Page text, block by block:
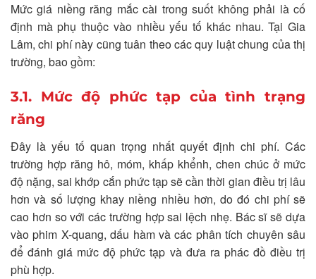
Mức giá niềng răng mắc cài trong suốt không phải là cố
định mà phụ thuộc vào nhiều yếu tố khác nhau. Tại Gia
Lâm, chi phí này cũng tuân theo các quy luật chung của thị
trường, bao gồm:
3.1. Mức độ phức tạp của tình trạng
răng
Đây là yếu tố quan trọng nhất quyết định chi phí. Các
trường hợp răng hô, móm, khấp khểnh, chen chúc ở mức
độ nặng, sai khớp cắn phức tạp sẽ cần thời gian điều trị lâu
hơn và số lượng khay niềng nhiều hơn, do đó chi phí sẽ
cao hơn so với các trường hợp sai lệch nhẹ. Bác sĩ sẽ dựa
vào phim X-quang, dấu hàm và các phân tích chuyên sâu
để đánh giá mức độ phức tạp và đưa ra phác đồ điều trị
phù hợp.